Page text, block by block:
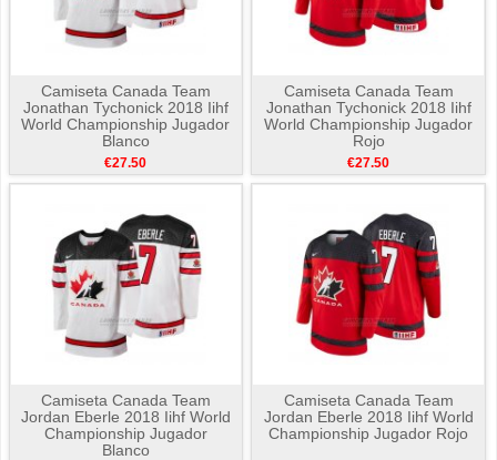
Camiseta Canada Team
Jonathan Tychonick 2018 Iihf
World Championship Jugador
Blanco
€27.50
Camiseta Canada Team
Jonathan Tychonick 2018 Iihf
World Championship Jugador
Rojo
€27.50
Camiseta Canada Team
Jordan Eberle 2018 Iihf World
Championship Jugador
Blanco
Camiseta Canada Team
Jordan Eberle 2018 Iihf World
Championship Jugador Rojo